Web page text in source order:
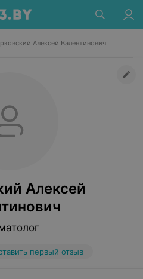
Алексей Валентинович
Алексей
первый отзыв